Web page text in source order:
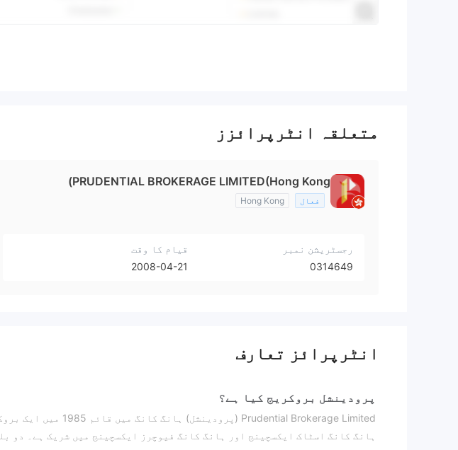
متعلقہ انٹرپرائزز
PRUDENTIAL BROKERAGE LIMITED(Hong Kong)
فعال Hong Kong
رجسٹریشن نمبر
0314649
قیام کا وقت
2008-04-21
انٹرپرائز تعارف
پرودینشل بروکریج کیا ہے؟
ہانگ کانگ اسٹاک ایکسچینج اور ہانگ کانگ فیوچرز ایکسچینج میں شریک ہے۔ دو